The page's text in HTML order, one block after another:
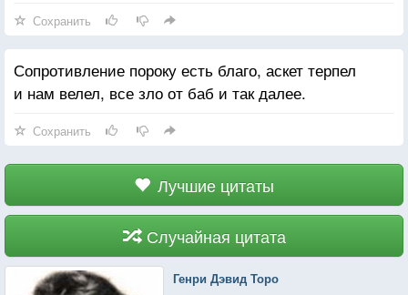
Сохранить
Сопротивление пороку есть благо, аскет терпел
и нам велел, все зло от баб и так далее.
Сохранить
Лучшие цитаты
Случайная цитата
Генри Дэвид Торо